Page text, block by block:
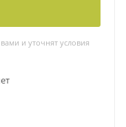
и уточнят условия